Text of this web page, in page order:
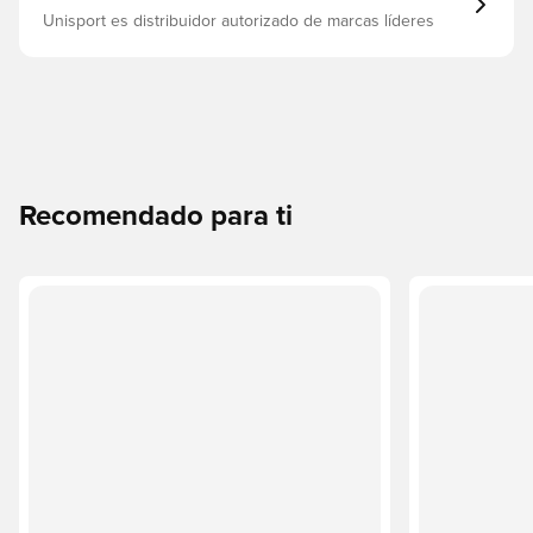
Unisport es distribuidor autorizado de marcas líderes
Recomendado para ti